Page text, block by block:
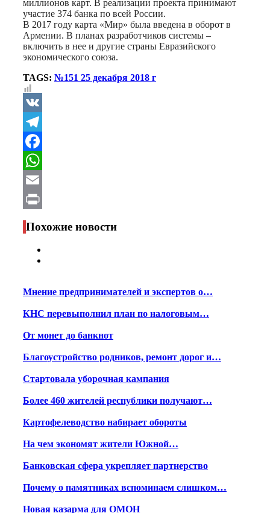
миллионов карт. В реализации проекта принимают
участие 374 банка по всей России.
В 2017 году карта «Мир» была введена в оборот в
Армении. В планах разработчиков системы –
включить в нее и другие страны Евразийского
экономического союза.
TAGS: №151 25 декабря 2018 г
VK
Telegram
Facebook
WhatsApp
Email
Print
Похожие новости
Мнение предпринимателей и экспертов о…
КНС перевыполнил план по налоговым…
От монет до банкнот
Благоустройство родников, ремонт дорог и…
Стартовала уборочная кампания
Более 460 жителей республики получают…
Картофелеводство набирает обороты
На чем экономят жители Южной…
Банковская сфера укрепляет партнерство
Почему о памятниках вспоминаем слишком…
Новая казарма для ОМОН